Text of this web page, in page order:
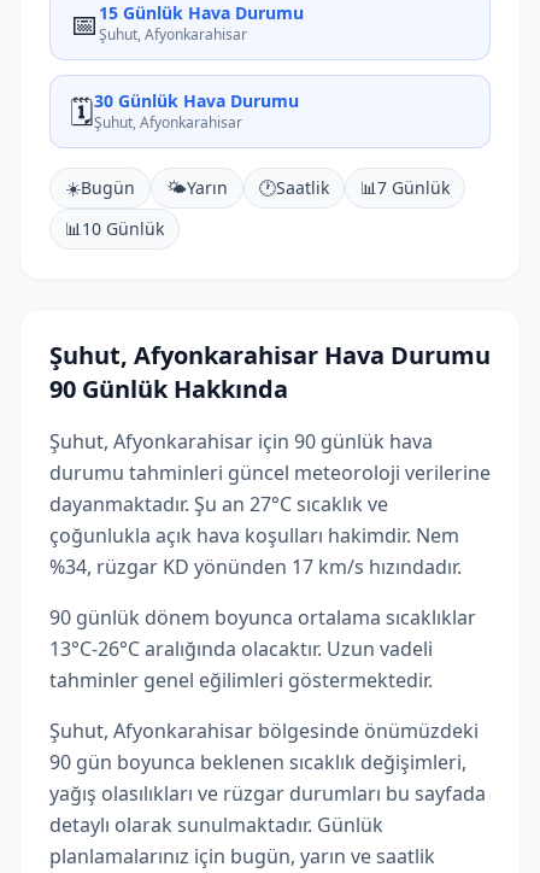
📅 15 Günlük Hava Durumu
Şuhut, Afyonkarahisar
🗓️30 Günlük Hava Durumu
Şuhut, Afyonkarahisar
☀️Bugün 🌤️Yarın 🕐Saatlik 📊7 Günlük
📊10 Günlük
Şuhut, Afyonkarahisar Hava Durumu
90 Günlük Hakkında
Şuhut, Afyonkarahisar için 90 günlük hava
durumu tahminleri güncel meteoroloji verilerine
dayanmaktadır. Şu an 27°C sıcaklık ve
çoğunlukla açık hava koşulları hakimdir. Nem
%34, rüzgar KD yönünden 17 km/s hızındadır.
90 günlük dönem boyunca ortalama sıcaklıklar
13°C-26°C aralığında olacaktır. Uzun vadeli
tahminler genel eğilimleri göstermektedir.
Şuhut, Afyonkarahisar bölgesinde önümüzdeki
90 gün boyunca beklenen sıcaklık değişimleri,
yağış olasılıkları ve rüzgar durumları bu sayfada
detaylı olarak sunulmaktadır. Günlük
planlamalarınız için bugün, yarın ve saatlik